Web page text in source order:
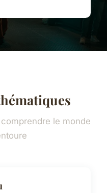
le monde